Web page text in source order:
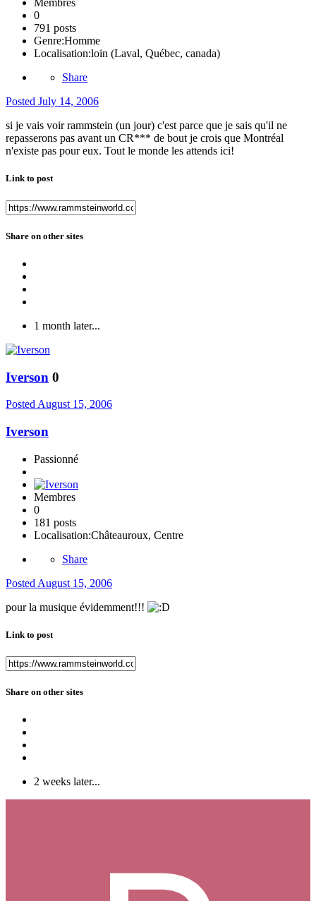
Membres
0
791 posts
Genre:Homme
Localisation:loin (Laval, Québec, canada)
Share
Posted July 14, 2006
si je vais voir rammstein (un jour) c'est parce que je sais qu'il ne
repasserons pas avant un CR*** de bout je crois que Montréal
n'existe pas pour eux. Tout le monde les attends ici!
Link to post
Share on other sites
1 month later...
Iverson 0
Posted August 15, 2006
Iverson
Passionné
Membres
0
181 posts
Localisation:Châteauroux, Centre
Share
Posted August 15, 2006
pour la musique évidemment!!!
Link to post
Share on other sites
2 weeks later...